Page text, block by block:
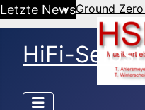
Letzte NewsGround
HiFi-